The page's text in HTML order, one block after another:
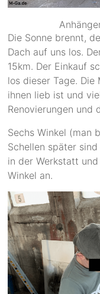
Die Sonne brennt,
Dach auf uns los.
15km. Der Einkauf
los dieser Tage. Die
ihnen lieb ist und
Renovierungen und
Sechs Winkel (man
Schellen später
in der Werkstatt
Winkel an.